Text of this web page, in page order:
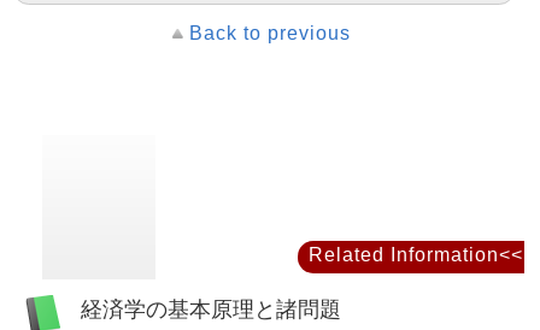
Back to previous
経済学の基本原理と諸問題
Related Information<<